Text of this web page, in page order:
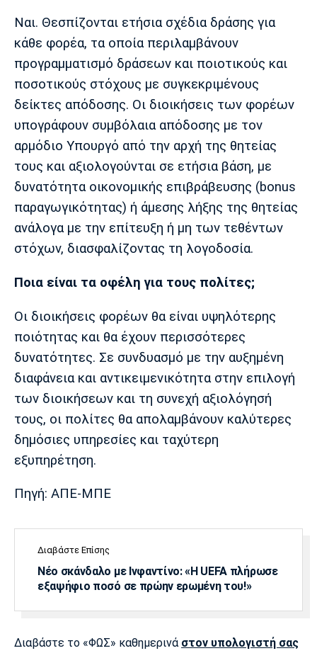
Ναι. Θεσπίζονται ετήσια σχέδια δράσης για
κάθε φορέα, τα οποία περιλαμβάνουν
προγραμματισμό δράσεων και ποιοτικούς και
ποσοτικούς στόχους με συγκεκριμένους
δείκτες απόδοσης. Οι διοικήσεις των φορέων
υπογράφουν συμβόλαια απόδοσης με τον
αρμόδιο Υπουργό από την αρχή της θητείας
τους και αξιολογούνται σε ετήσια βάση, με
δυνατότητα οικονομικής επιβράβευσης (bonus
παραγωγικότητας) ή άμεσης λήξης της θητείας
ανάλογα με την επίτευξη ή μη των τεθέντων
στόχων, διασφαλίζοντας τη λογοδοσία.
Ποια είναι τα οφέλη για τους πολίτες;
Οι διοικήσεις φορέων θα είναι υψηλότερης
ποιότητας και θα έχουν περισσότερες
δυνατότητες. Σε συνδυασμό με την αυξημένη
διαφάνεια και αντικειμενικότητα στην επιλογή
των διοικήσεων και τη συνεχή αξιολόγησή
τους, οι πολίτες θα απολαμβάνουν καλύτερες
δημόσιες υπηρεσίες και ταχύτερη
εξυπηρέτηση.
Πηγή: ΑΠΕ-ΜΠΕ
Διαβάστε Επίσης
Νέο σκάνδαλο με Ινφαντίνο: «Η UEFA πλήρωσε
εξαψήφιο ποσό σε πρώην ερωμένη του!»
Διαβάστε το «ΦΩΣ» καθημερινά στον υπολογιστή σας